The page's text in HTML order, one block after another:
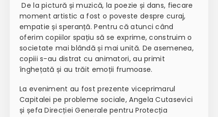
De la pictură și muzică, la poezie și dans, fiecare
moment artistic a fost o poveste despre curaj,
empatie și speranță. Pentru că atunci când
oferim copiilor spațiu să se exprime, construim o
societate mai blândă și mai unită. De asemenea,
copiii s-au distrat cu animatori, au primit
înghețată și au trăit emoții frumoase.
La eveniment au fost prezente viceprimarul
Capitalei pe probleme sociale, Angela Cutasevici
și șefa Direcției Generale pentru Protecția